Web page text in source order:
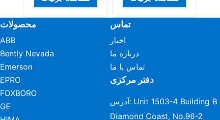
محصولات
ABB
Bently Nevada
Emerson
EPRO
FOXBORO
GE
تماس
اخبار
درباره ما
تماس با ما
دفتر مرکزی
آدرس: Unit 1503-4 Building B
Diamond Coast, No.96-2